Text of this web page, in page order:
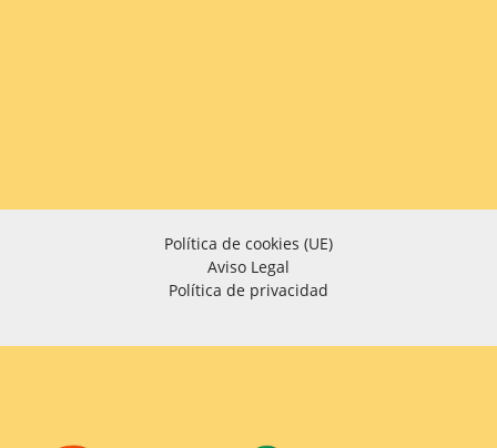
Política de cookies (UE)
Aviso Legal
Política de privacidad